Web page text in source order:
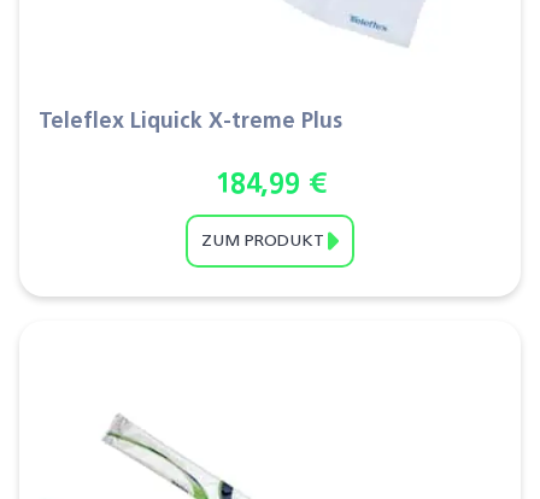
Teleflex Liquick X-treme Plus
184,99 €
ZUM PRODUKT